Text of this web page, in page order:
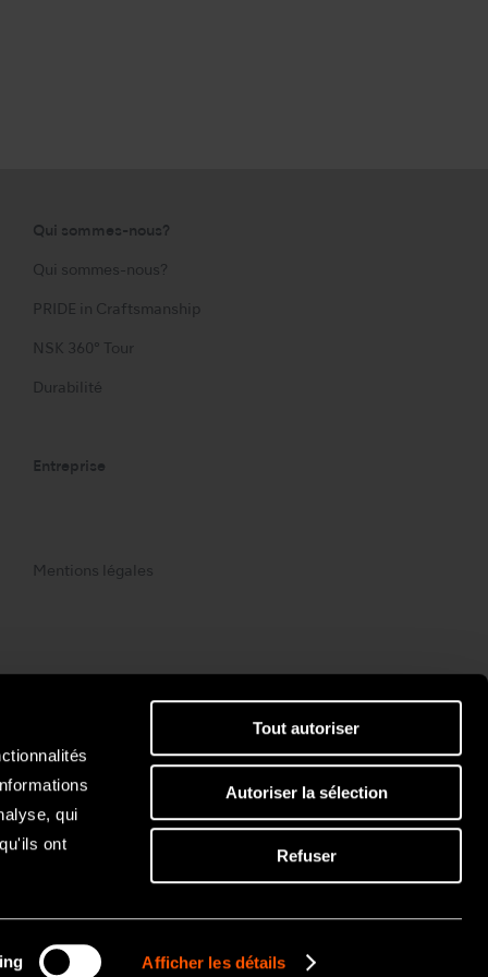
qui
ont
Afficher les détails
Tout autoriser
Autoriser la sélection
Refuser
Qui sommes-nous?
Qui sommes-nous?
PRIDE in Craftsmanship
NSK 360° Tour
Durabilité
Entreprise
Mentions légales
/ Nakanishi inc. All rights reserved.